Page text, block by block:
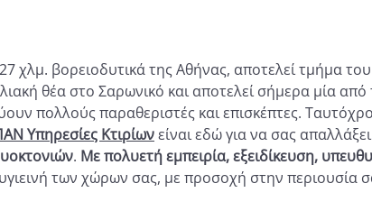
χλμ. βορειοδυτικά της Αθήνας, αποτελεί τμήμα
θέα στο Σαρωνικό και αποτελεί σήμερα μία από
πολλούς παραθεριστές και επισκέπτες.
Υπηρεσίες Κτιρίωνείναι εδώ για να σας
. Με πολυετή εμπειρία, εξειδίκευση,
των χώρων σας, με προσοχή στην περιουσία